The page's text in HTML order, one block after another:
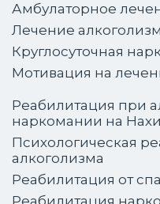
Амбулаторное
Лечение
Круглосуточная
Мотивация на
Реабилитация при
наркомании на
Психологическая
алкоголизма
Реабилитация от
Реабилитация